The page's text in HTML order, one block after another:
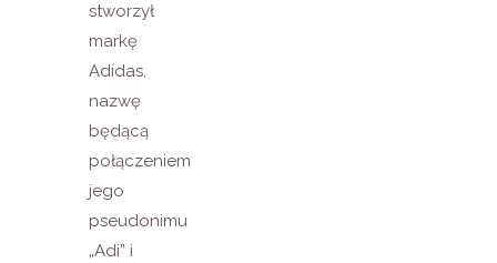
stworzył
markę
Adidas,
nazwę
będącą
połączeniem
jego
pseudonimu
„Adi” i